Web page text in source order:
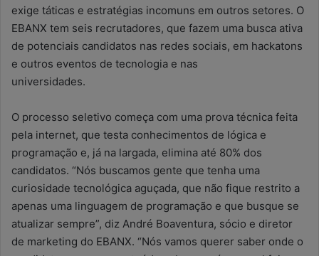
exige táticas e estratégias incomuns em outros setores. O
EBANX tem seis recrutadores, que fazem uma busca ativa
de potenciais candidatos nas redes sociais, em hackatons
e outros eventos de tecnologia e nas
universidades.
O processo seletivo começa com uma prova técnica feita
pela internet, que testa conhecimentos de lógica e
programação e, já na largada, elimina até 80% dos
candidatos. “Nós buscamos gente que tenha uma
curiosidade tecnológica aguçada, que não fique restrito a
apenas uma linguagem de programação e que busque se
atualizar sempre”, diz André Boaventura, sócio e diretor
de marketing do EBANX. “Nós vamos querer saber onde o